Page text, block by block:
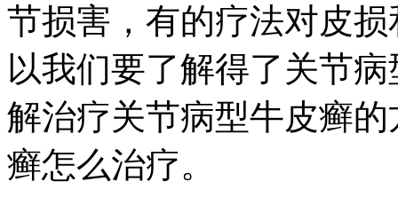
节损害，有的疗法对皮
以我们要了解得了关节
解治疗关节病型牛皮癣
癣怎么治疗。